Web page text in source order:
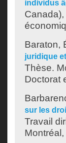
individus
Baraton,
juridique
Thèse.
Doctorat
sur les
Travail